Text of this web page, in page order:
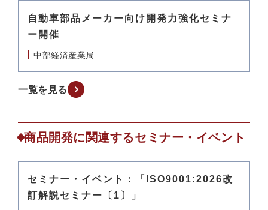
自動車部品メーカー向け開発力強化セミナ
ー開催
中部経済産業局
一覧を見る
商品開発に関連するセミナー・イベント
セミナー・イベント：「ISO9001:2026改
訂解説セミナー〔1〕」